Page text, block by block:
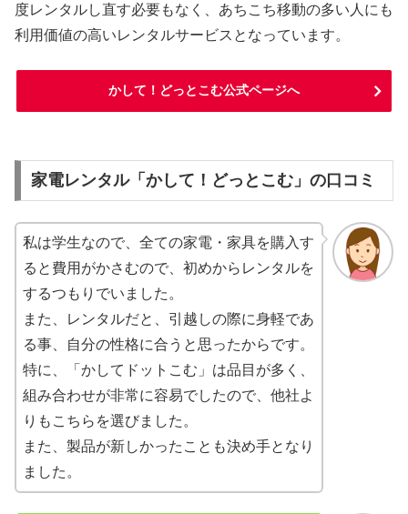
度レンタルし直す必要もなく、あちこち移動の多い人にも
利用価値の高いレンタルサービスとなっています。
かして！どっとこむ公式ページへ
家電レンタル「かして！どっとこむ」の口コミ
私は学生なので、全ての家電・家具を購入す
ると費用がかさむので、初めからレンタルを
するつもりでいました。
また、レンタルだと、引越しの際に身軽であ
る事、自分の性格に合うと思ったからです。
特に、「かしてドットこむ」は品目が多く、
組み合わせが非常に容易でしたので、他社よ
りもこちらを選びました。
また、製品が新しかったことも決め手となり
ました。